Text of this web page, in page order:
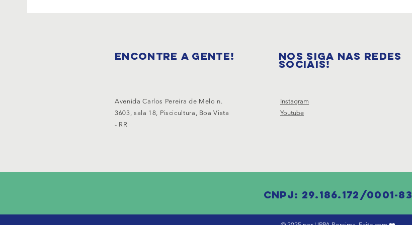
ENCONTRE A GENTE!
Avenida Carlos Pereira de Melo n.
3603, sala 18, Piscicultura, Boa Vista
- RR
NOS SIGA NAS REDES
SOCIAIS!
Instagram
Youtube
CNPJ: 29.186.172/0001-83